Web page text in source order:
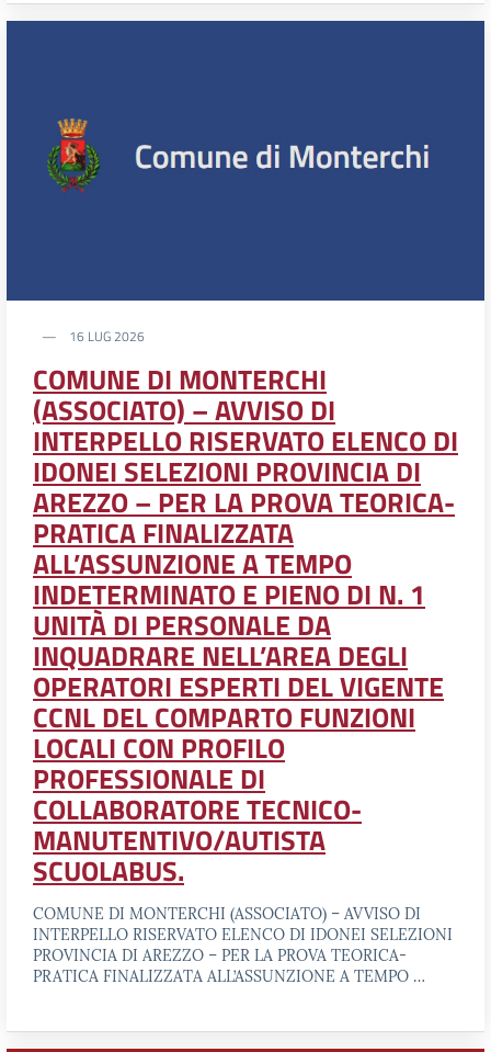
16 LUG 2026
COMUNE DI MONTERCHI
(ASSOCIATO) – AVVISO DI
INTERPELLO RISERVATO ELENCO DI
IDONEI SELEZIONI PROVINCIA DI
AREZZO – PER LA PROVA TEORICA-
PRATICA FINALIZZATA
ALL’ASSUNZIONE A TEMPO
INDETERMINATO E PIENO DI N. 1
UNITÀ DI PERSONALE DA
INQUADRARE NELL’AREA DEGLI
OPERATORI ESPERTI DEL VIGENTE
CCNL DEL COMPARTO FUNZIONI
LOCALI CON PROFILO
PROFESSIONALE DI
COLLABORATORE TECNICO-
MANUTENTIVO/AUTISTA
SCUOLABUS.
COMUNE DI MONTERCHI (ASSOCIATO) – AVVISO DI
INTERPELLO RISERVATO ELENCO DI IDONEI SELEZIONI
PROVINCIA DI AREZZO – PER LA PROVA TEORICA-
PRATICA FINALIZZATA ALL’ASSUNZIONE A TEMPO …